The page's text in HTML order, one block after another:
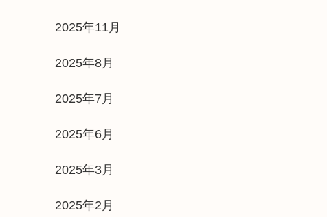
2025年11月
2025年8月
2025年7月
2025年6月
2025年3月
2025年2月